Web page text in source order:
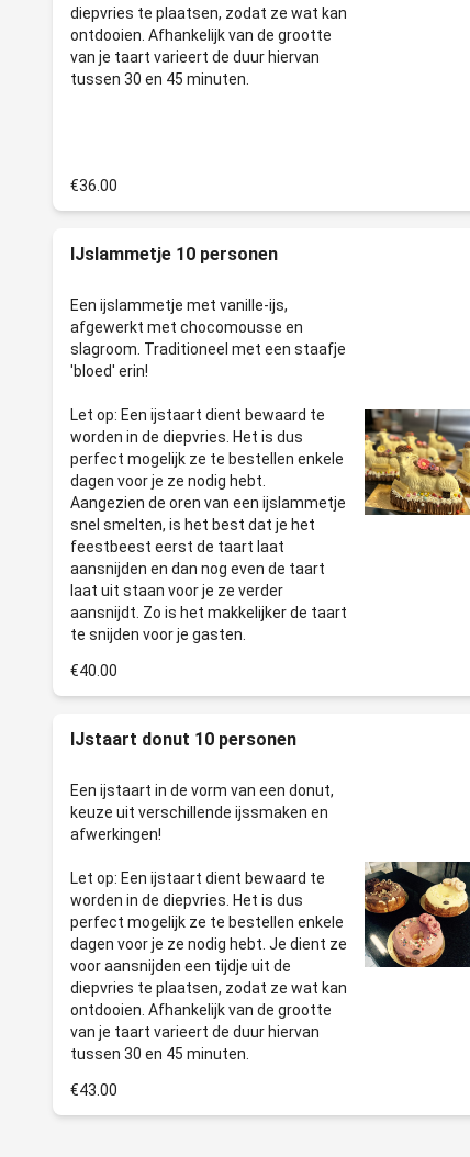
diepvries te plaatsen, zodat ze wat kan
ontdooien. Afhankelijk van de grootte
van je taart varieert de duur hiervan
€36.00
IJslammetje 10 personen
Een ijslammetje met vanille-ijs,
afgewerkt met chocomousse en
slagroom. Traditioneel met een staafje
'bloed' erin!
Let op: Een ijstaart dient bewaard te
worden in de diepvries. Het is dus
perfect mogelijk ze te bestellen enkele
dagen voor je ze nodig hebt.
Aangezien de oren van een ijslammetje
snel smelten, is het best dat je het
feestbeest eerst de taart laat
aansnijden en dan nog even de taart
laat uit staan voor je ze verder
aansnijdt. Zo is het makkelijker de taart
€40.00
IJstaart donut 10 personen
Een ijstaart in de vorm van een donut,
keuze uit verschillende ijssmaken en
afwerkingen!
Let op: Een ijstaart dient bewaard te
worden in de diepvries. Het is dus
perfect mogelijk ze te bestellen enkele
dagen voor je ze nodig hebt. Je dient ze
voor aansnijden een tijdje uit de
diepvries te plaatsen, zodat ze wat kan
ontdooien. Afhankelijk van de grootte
van je taart varieert de duur hiervan
€43.00